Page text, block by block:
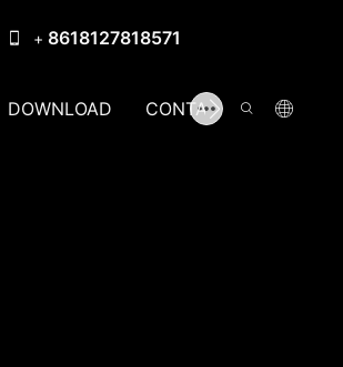
+8618127818571
DOWNLOAD CONTACT US